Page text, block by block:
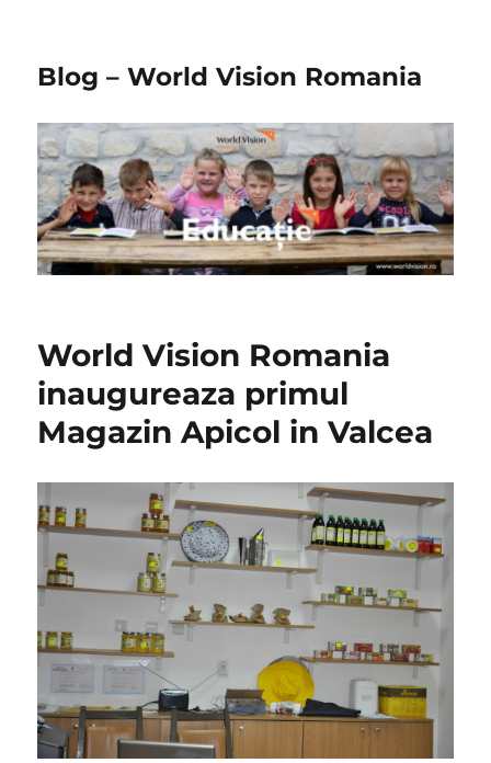
Blog – World Vision Romania
World Vision Romania
inaugureaza primul
Magazin Apicol in Valcea